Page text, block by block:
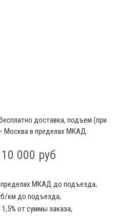
доставка, подъем (при
Москва в пределах МКАД.
000 руб
пределах МКАД до подъезда,
км до подъезда,
от суммы заказа,